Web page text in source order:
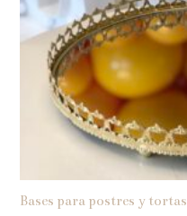
Bases para postres y tortas